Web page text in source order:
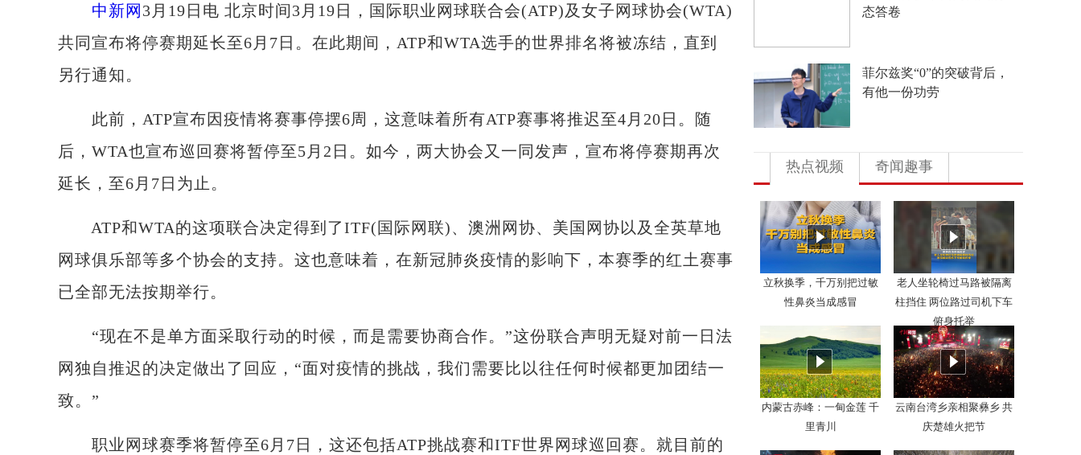
中新网 3月19日电 北京时间3月19日，国际职业网球联合会(ATP)及女子网球协会(WTA)
共同宣布将停赛期延长至6月7日。在此期间，ATP和WTA选手的世界排名将被冻结，直到
另行通知。
此前，ATP宣布因疫情将赛事停摆6周，这意味着所有ATP赛事将推迟至4月20日。随
后，WTA也宣布巡回赛将暂停至5月2日。如今，两大协会又一同发声，宣布将停赛期再次
延长，至6月7日为止。
ATP和WTA的这项联合决定得到了ITF(国际网联)、澳洲网协、美国网协以及全英草地
网球俱乐部等多个协会的支持。这也意味着，在新冠肺炎疫情的影响下，本赛季的红土赛事
已全部无法按期举行。
“现在不是单方面采取行动的时候，而是需要协商合作。”这份联合声明无疑对前一日法
网独自推迟的决定做出了回应，“面对疫情的挑战，我们需要比以往任何时候都更加团结一
致。”
职业网球赛季将暂停至6月7日，这还包括ATP挑战赛和ITF世界网球巡回赛。就目前的
态答卷
菲尔兹奖“0”的突破背后，
有他一份功劳
热点视频 奇闻趣事
立秋换季，千万别把过敏
性鼻炎当成感冒
老人坐轮椅过马路被隔离
柱挡住 两位路过司机下车
俯身托举
内蒙古赤峰：一甸金莲 千
里青川
云南台湾乡亲相聚彝乡 共
庆楚雄火把节